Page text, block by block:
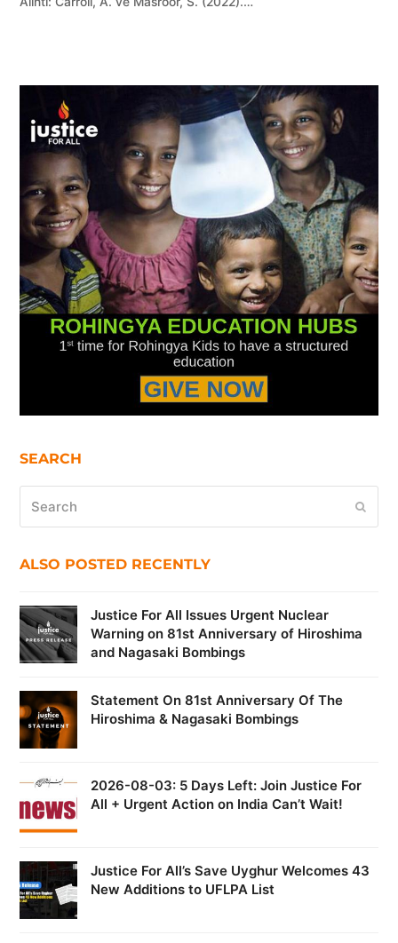
SEARCH
ALSO POSTED RECENTLY
Justice For All Issues Urgent Nuclear
Warning on 81st Anniversary of Hiroshima
and Nagasaki Bombings
Statement On 81st Anniversary Of The
Hiroshima & Nagasaki Bombings
2026-08-03: 5 Days Left: Join Justice For
All + Urgent Action on India Can’t Wait!
Justice For All’s Save Uyghur Welcomes 43
New Additions to UFLPA List